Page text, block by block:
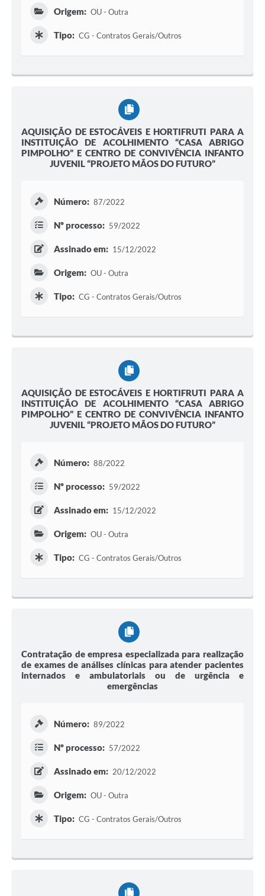
Origem: OU - Outra
Tipo: CG - Contratos Gerais/Outros
AQUISIÇÃO DE ESTOCÁVEIS E HORTIFRUTI PARA A
INSTITUIÇÃO DE ACOLHIMENTO “CASA ABRIGO
PIMPOLHO” E CENTRO DE CONVIVÊNCIA INFANTO
JUVENIL “PROJETO MÃOS DO FUTURO”
Número: 87/2022
Nº processo: 59/2022
Assinado em: 15/12/2022
Origem: OU - Outra
Tipo: CG - Contratos Gerais/Outros
AQUISIÇÃO DE ESTOCÁVEIS E HORTIFRUTI PARA A
INSTITUIÇÃO DE ACOLHIMENTO “CASA ABRIGO
PIMPOLHO” E CENTRO DE CONVIVÊNCIA INFANTO
JUVENIL “PROJETO MÃOS DO FUTURO”
Número: 88/2022
Nº processo: 59/2022
Assinado em: 15/12/2022
Origem: OU - Outra
Tipo: CG - Contratos Gerais/Outros
Contratação de empresa especializada para realização
de exames de análises clínicas para atender pacientes
internados e ambulatoriais ou de urgência e
emergências
Número: 89/2022
Nº processo: 57/2022
Assinado em: 20/12/2022
Origem: OU - Outra
Tipo: CG - Contratos Gerais/Outros